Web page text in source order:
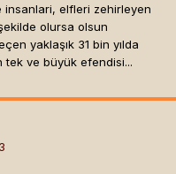
elfleri zehirleyen
olursa olsun
yaklaşık 31 bin yılda
tek ve büyük efendisi...